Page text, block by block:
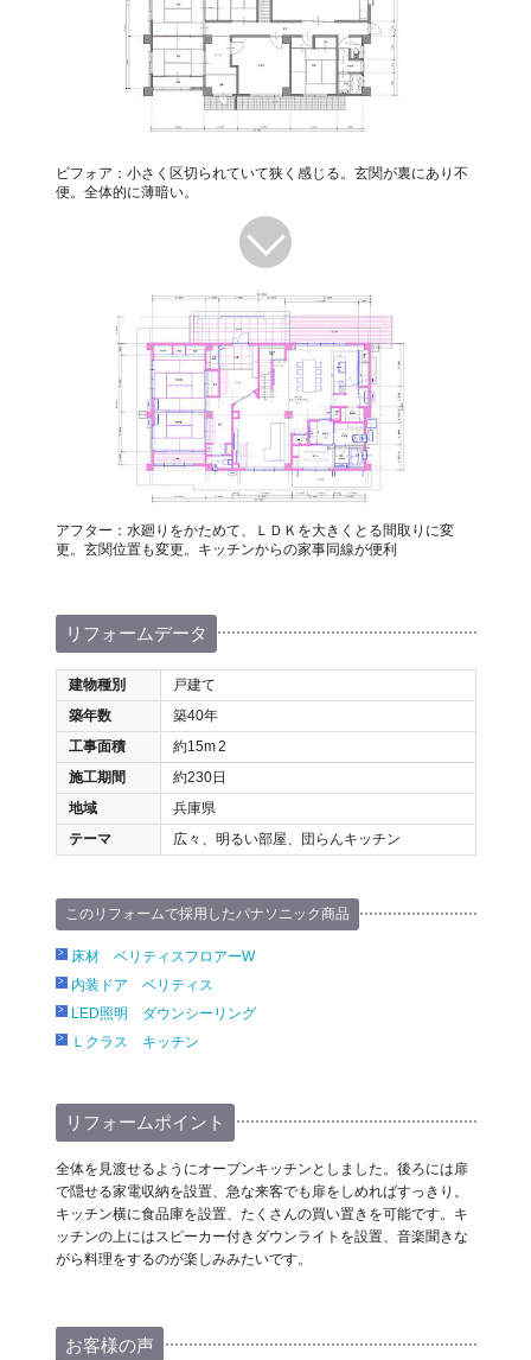
ビフォア：小さく区切られていて狭く感じる。玄関が裏にあり不
便。全体的に薄暗い。
アフター：水廻りをかためて、ＬＤＫを大きくとる間取りに変
更。玄関位置も変更。キッチンからの家事同線が便利
リフォームデータ
建物種別
戸建て
築年数
築40年
工事面積
約15m2
施工期間
約230日
地域
兵庫県
テーマ
広々、明るい部屋、団らんキッチン
このリフォームで採用したパナソニック商品
床材 ベリティスフロアーW
内装ドア ベリティス
LED照明 ダウンシーリング
Ｌクラス キッチン
リフォームポイント
全体を見渡せるようにオープンキッチンとしました。後ろには扉
で隠せる家電収納を設置、急な来客でも扉をしめればすっきり。
キッチン横に食品庫を設置、たくさんの買い置きを可能です。キ
ッチンの上にはスピーカー付きダウンライトを設置、音楽聞きな
がら料理をするのが楽しみみたいです。
お客様の声